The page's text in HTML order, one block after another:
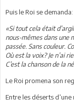
Puis le Roi se demanda:
«Si tout cela était
nous-mêmes dans une
passée. Sans couleur.
Où est la voix? Je n’ai
C’est la chanson de la
Le Roi promena son
Entre les déserts